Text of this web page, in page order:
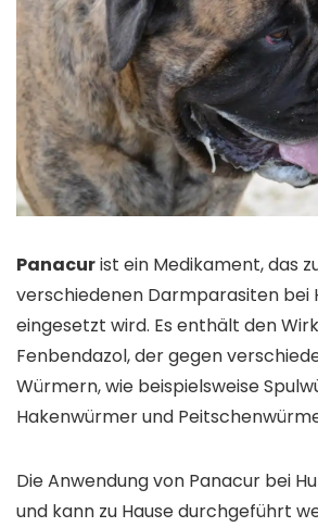
Panacurist ein Medikament, das
verschiedenen Darmparasiten bei
eingesetzt wird. Es enthält den
Fenbendazol, der gegen
Würmern, wie beispielsweise
Hakenwürmer und
Die Anwendung von Panacur bei
und kann zu Hause durchgeführt